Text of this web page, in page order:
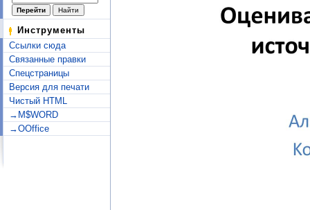
Инструменты
Ссылки сюда
Связанные правки
Спецстраницы
Версия для печати
Чистый HTML
→M$WORD
→OOffice